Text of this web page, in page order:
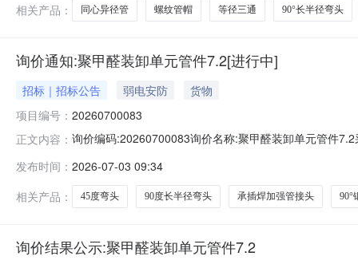
相关产品：
同心异径管 螺纹管帽 等径三通 90°长半径弯头
询价通知:聚甲醛装卸单元管件7.2[进行中]
招标｜招标公告 弱电安防
货物
项目编号： 20260700083
正文内容： 询价编码:20260700083询价名称:聚甲醛装卸单元管件
发布时间： 2026-07-03 09:34
相关产品：
45度弯头 90度长半径弯头 承插焊加强管接头 90°
询价结果公示:聚甲醛装卸单元管件7.2